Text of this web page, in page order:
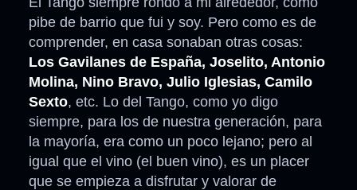
pibe de barrio que fui y soy. Pero como es de
comprender, en casa sonaban otras cosas:
Los Gavilanes de España, Joselito, Antonio
Molina, Nino Bravo, Julio Iglesias, Camilo
Sexto, etc. Lo del Tango, como yo digo
siempre, para los de nuestra generación, para
la mayoría, era como un poco lejano; pero al
igual que el vino (el buen vino), es un placer
que se empieza a disfrutar y valorar de